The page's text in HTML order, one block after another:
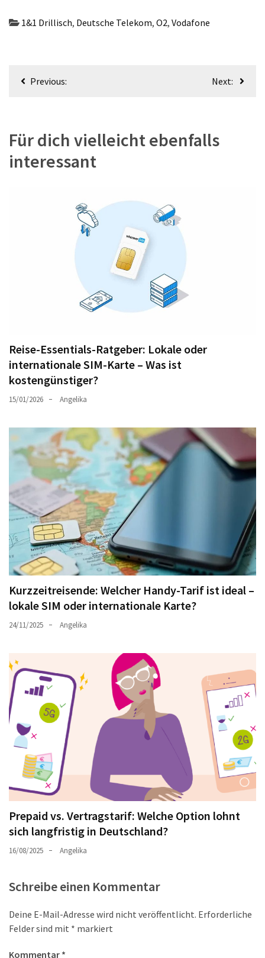
1&1 Drillisch, Deutsche Telekom, O2, Vodafone
Beitragsnavigation
Previous: Next:
Für dich vielleicht ebenfalls
interessant
Reise-Essentials-Ratgeber: Lokale oder
internationale SIM-Karte – Was ist
kostengünstiger?
15/01/2026 Angelika
Kurzzeitreisende: Welcher Handy-Tarif ist ideal –
lokale SIM oder internationale Karte?
24/11/2025 Angelika
Prepaid vs. Vertragstarif: Welche Option lohnt
sich langfristig in Deutschland?
16/08/2025 Angelika
Schreibe einen Kommentar
Deine E-Mail-Adresse wird nicht veröffentlicht. Erforderliche
Felder sind mit * markiert
Kommentar *